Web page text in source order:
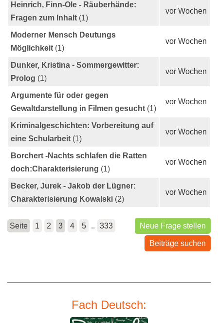
Heinrich, Finn-Ole - Räuberhände:
Fragen zum Inhalt (1)
vor Wochen
Moderner Mensch Deutungs
Möglichkeit (1)
vor Wochen
Dunker, Kristina - Sommergewitter:
Prolog (1)
vor Wochen
Argumente für oder gegen
Gewaltdarstellung in Filmen gesucht (1)
vor Wochen
Kriminalgeschichten: Vorbereitung auf
eine Schularbeit (1)
vor Wochen
Borchert -Nachts schlafen die Ratten
doch:Charakterisierung (1)
vor Wochen
Becker, Jurek - Jakob der Lügner:
Charakterisierung Kowalski (2)
vor Wochen
Seite 1 2 3 4 5 .. 333 Neue Frage stellen
Beiträge suchen
Fach Deutsch: